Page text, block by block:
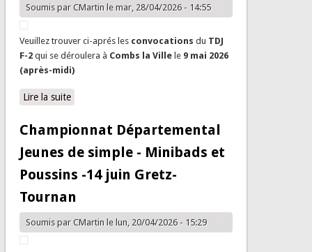
Soumis par CMartinle mar, 28/04/2026 - 14:55
Veuillez trouver ci-aprés les convocations du TDJ
F-2qui se déroulera à Combs la Ville le 9 mai 2026
(après-midi)
Lire la suitede Convocations TDJF 2 - Poussines et minibads - 9 mai
Championnat Départemental
Jeunes de simple - Minibads et
Poussins -14 juin Gretz-
Tournan
Soumis par CMartinle lun, 20/04/2026 - 15:29